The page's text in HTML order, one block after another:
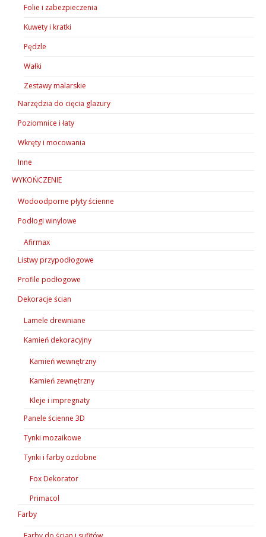
Folie i zabezpieczenia
Kuwety i kratki
Pędzle
Wałki
Zestawy malarskie
Narzędzia do cięcia glazury
Poziomnice i łaty
Wkręty i mocowania
Inne
WYKOŃCZENIE
Wodoodporne płyty ścienne
Podłogi winylowe
Afirmax
Listwy przypodłogowe
Profile podłogowe
Dekoracje ścian
Lamele drewniane
Kamień dekoracyjny
Kamień wewnętrzny
Kamień zewnętrzny
Kleje i impregnaty
Panele ścienne 3D
Tynki mozaikowe
Tynki i farby ozdobne
Fox Dekorator
Primacol
Farby